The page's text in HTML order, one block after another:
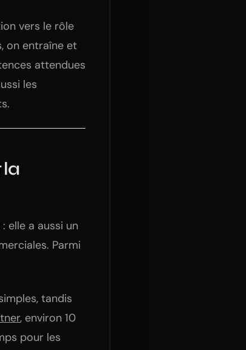
vers le rôle
on entraîne et
attendues
les
la
elle a aussi un
Parmi
tandis
, environ 10
pour les